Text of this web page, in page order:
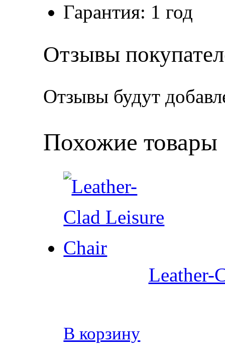
Гарантия: 1 год
Отзывы
Отзывы будут
Похожие товары
Leather-
В корзину